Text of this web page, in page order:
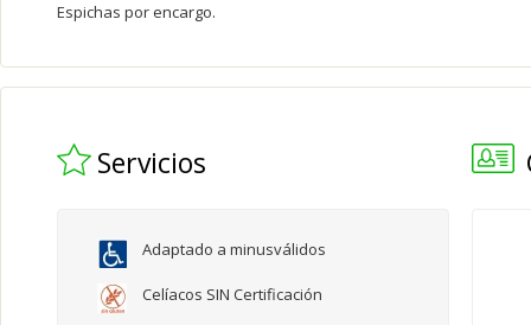
Espichas por encargo.
Servicios
Adaptado a minusválidos
Celíacos SIN Certificación